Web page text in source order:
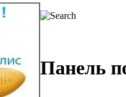
Панель